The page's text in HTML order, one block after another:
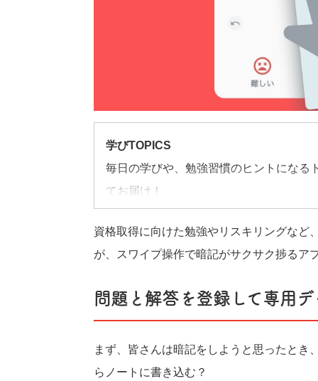
学びTOPICS
毎日の学びや、勉強習慣のヒントになる
てお届け！
資格取得に向けた勉強やリスキリングなど
が、スワイプ操作で暗記がサクサク捗るア
問題と解答を登録して専用
まず、皆さんは暗記をしようと思ったとき
らノートに書き込む？